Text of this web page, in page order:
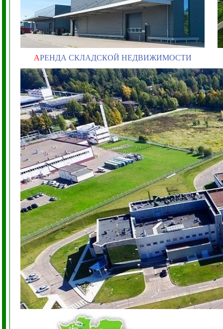
АРЕНДА СКЛАДСКОЙ НЕДВИЖИМОСТИ